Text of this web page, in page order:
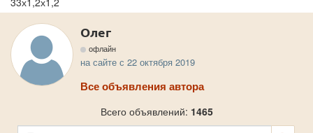
Олег
офлайн
на сайте с 22 октября 2019
Все объявления автора
Всего объявлений: 1465